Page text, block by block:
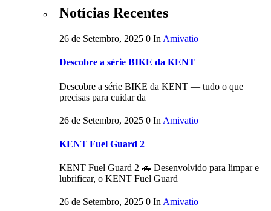
Notícias Recentes
26 de Setembro, 2025 0 In Amivatio
Descobre a série BIKE da KENT
Descobre a série BIKE da KENT — tudo o que
precisas para cuidar da
26 de Setembro, 2025 0 In Amivatio
KENT Fuel Guard 2
KENT Fuel Guard 2 🚗 Desenvolvido para limpar e
lubrificar, o KENT Fuel Guard
26 de Setembro, 2025 0 In Amivatio